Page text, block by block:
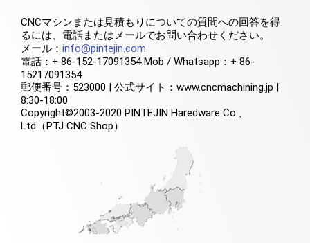
CNCマシンまたは見積もりについての質問への回答を得
るには、電話またはメールでお問い合わせください。
メール： info@pintejin.com
電話：+ 86-152-17091354 Mob / Whatsapp：+ 86-
15217091354
郵便番号：523000 | 公式サイト：www.cncmachining.jp |
8:30-18:00
Copyright©2003-2020 PINTEJIN Haredware Co.、
Ltd（PTJ CNC Shop）